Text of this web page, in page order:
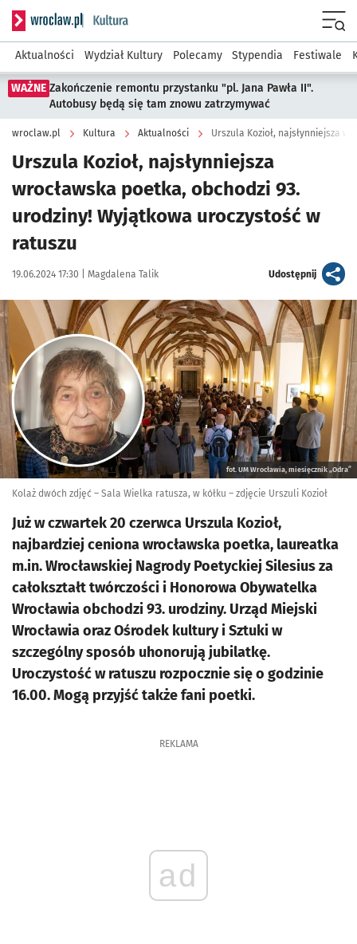
Serwis informacyjny wroclaw.pl podserwis: Kultura
Aktualności Wydział Kultury Polecamy Stypendia Festiwale
WAŻNE Zakończenie remontu przystanku "pl. Jana Pawła II".
Autobusy będą się tam znowu zatrzymywać
wroclaw.pl Kultura Aktualności
Urszula Kozioł, najsłynniejsza
wrocławska poetka, obchodzi 93.
urodziny! Wyjątkowa uroczystość w
ratuszu
Data publikacji:
19.06.2024 17:30 | Autor:
Magdalena Talik Udostępnijartykuł
Kliknij, aby powiększyć
fot. UM Wrocławia, miesięcznik „Odra”
Kolaż dwóch zdjęć – Sala Wielka ratusza, w kółku – zdjęcie Urszuli Kozioł
Już w czwartek 20 czerwca Urszula Kozioł,
najbardziej ceniona wrocławska poetka, laureatka
m.in. Wrocławskiej Nagrody Poetyckiej Silesius za
całokształt twórczości i Honorowa Obywatelka
Wrocławia obchodzi 93. urodziny. Urząd Miejski
Wrocławia oraz Ośrodek kultury i Sztuki w
szczególny sposób uhonorują jubilatkę.
Uroczystość w ratuszu rozpocznie się o godzinie
16.00. Mogą przyjść także fani poetki.
REKLAMA
ad